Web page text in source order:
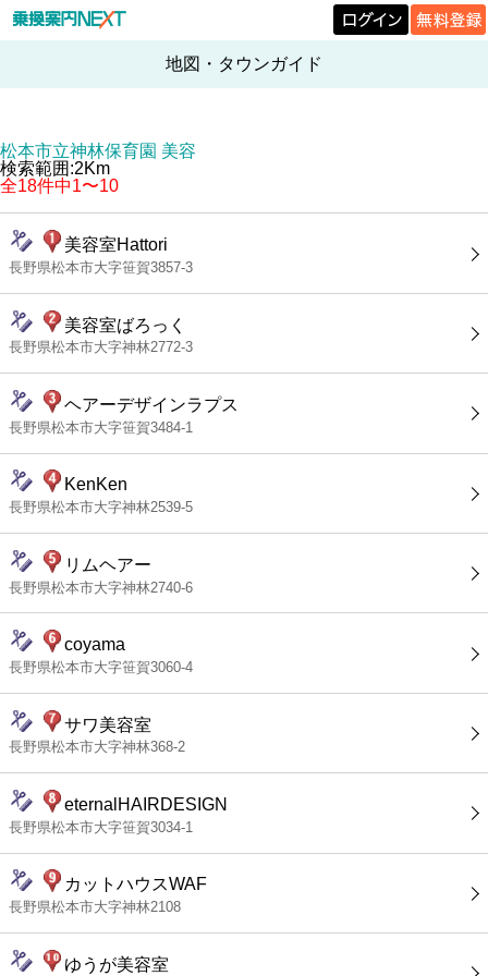
地図・タウンガイド
松本市立神林保育園 美容
検索範囲:2Km
全18件中1〜10
美容室Hattori
長野県松本市大字笹賀3857-3
美容室ばろっく
長野県松本市大字神林2772-3
ヘアーデザインラプス
長野県松本市大字笹賀3484-1
KenKen
長野県松本市大字神林2539-5
リムヘアー
長野県松本市大字神林2740-6
coyama
長野県松本市大字笹賀3060-4
サワ美容室
長野県松本市大字神林368-2
eternalHAIRDESIGN
長野県松本市大字笹賀3034-1
カットハウスWAF
長野県松本市大字神林2108
ゆうが美容室